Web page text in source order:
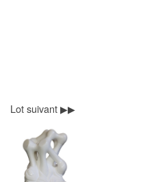
Lot suivant ▶▶